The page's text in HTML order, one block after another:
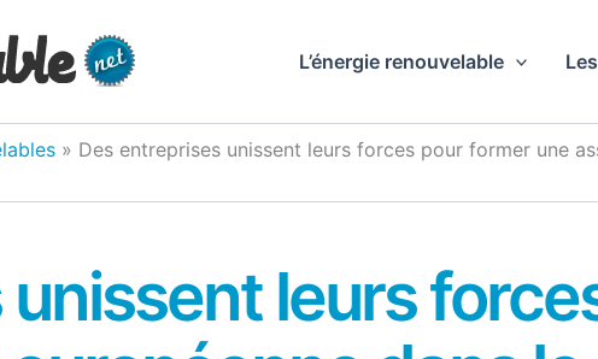
L’énergie renouvelable
» Des entreprises unissent leurs forces pour former une
leurs